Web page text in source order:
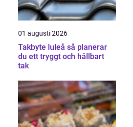
01 augusti 2026
Takbyte luleå så planerar
du ett tryggt och hållbart
tak